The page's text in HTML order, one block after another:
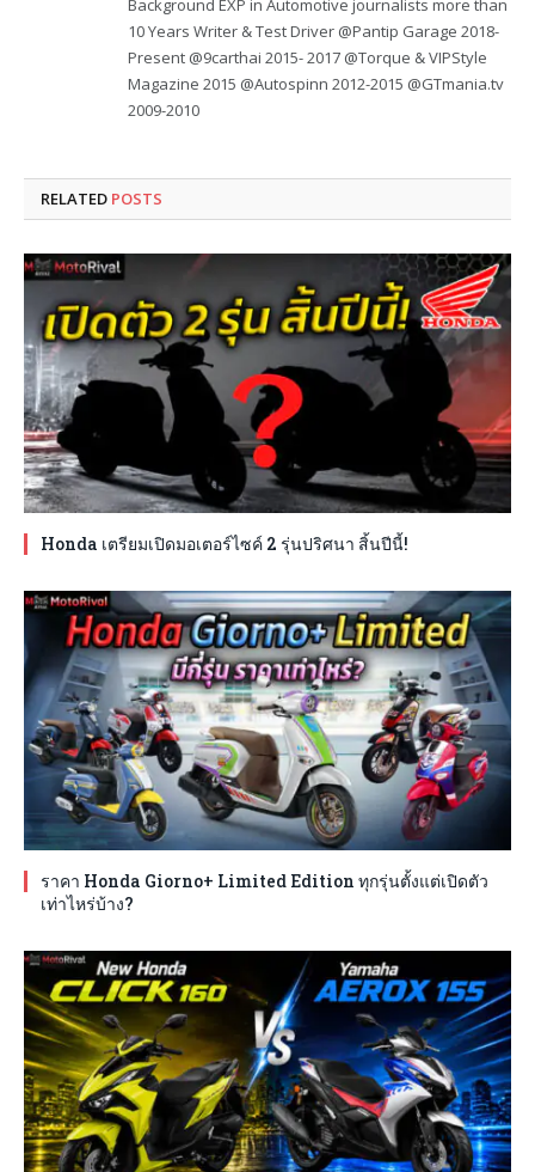
Background EXP in Automotive journalists more than
10 Years Writer & Test Driver @Pantip Garage 2018-
Present @9carthai 2015- 2017 @Torque & VIPStyle
Magazine 2015 @Autospinn 2012-2015 @GTmania.tv
2009-2010
RELATED POSTS
Honda เตรียมเปิดมอเตอร์ไซค์ 2 รุ่นปริศนา สิ้นปีนี้!
ราคา Honda Giorno+ Limited Edition ทุกรุ่นตั้งแต่เปิดตัว
เท่าไหร่บ้าง?